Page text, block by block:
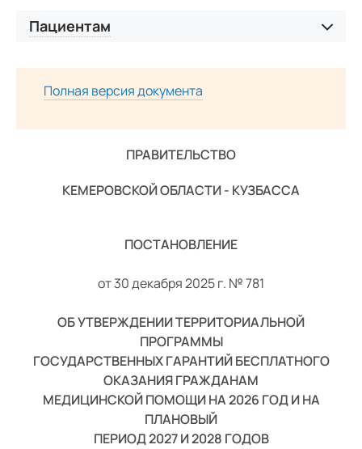
Двойной
Стандартный
Пациентам
гарантий бесплатного оказания гражданам
медицинской помощи на 2026 год и на плановый
период 2027 и 2028 годы
Госпитализация
Лекарственное обеспечение
Права и обязанности
Программы реабилитации
Полезная информация
Анкета стационарного пациента
Полная версия документа
ПРАВИТЕЛЬСТВО
КЕМЕРОВСКОЙ ОБЛАСТИ - КУЗБАССА
ПОСТАНОВЛЕНИЕ
от30 декабря 2025 г. № 781
ОБ УТВЕРЖДЕНИИ ТЕРРИТОРИАЛЬНОЙ
ПРОГРАММЫ
ГОСУДАРСТВЕННЫХ ГАРАНТИЙ БЕСПЛАТНОГО
ОКАЗАНИЯ ГРАЖДАНАМ
МЕДИЦИНСКОЙ ПОМОЩИ НА 2026 ГОД И НА
ПЛАНОВЫЙ
ПЕРИОД 2027 И 2028 ГОДОВ